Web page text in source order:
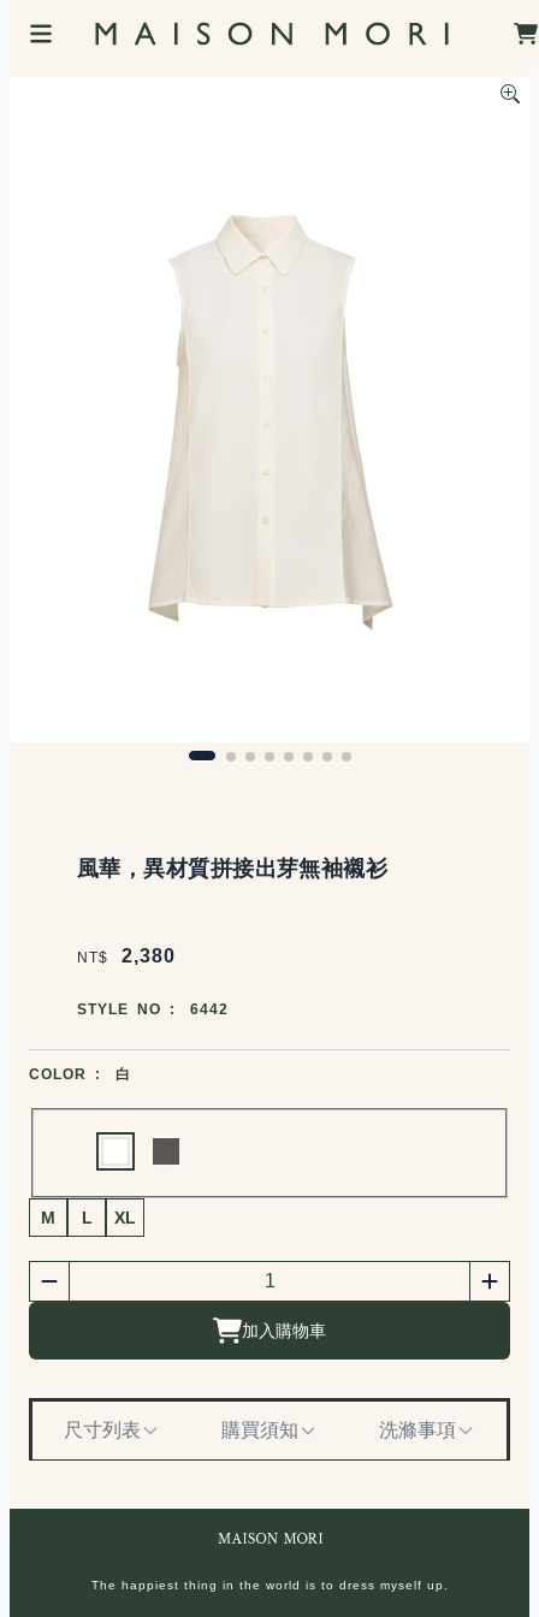
風華，異材質拼接出芽無袖襯衫
NT$ 2,380
商品編號
STYLE NO : 6442
商品顏色選擇
COLOR : 白
Choose a color
商品尺寸選擇
M L XL
商品購買數量
加入購物車
尺寸列表 購買須知 洗滌事項
The happiest thing in the world is to dress myself up.